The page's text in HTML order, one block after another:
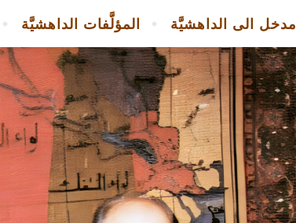
المؤلَّفات الداهشيَّة مدخل الى الداهشيَّة